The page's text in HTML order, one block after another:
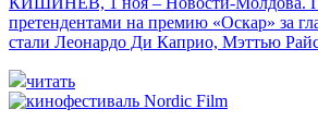
претендентами на премию «Оскар» за
стали Леонардо Ди Каприо, Мэттью
читать